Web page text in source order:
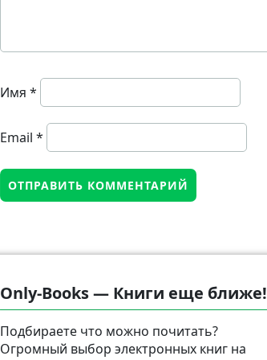
Имя *
Email *
Only-Books — Книги еще ближе!
Подбираете что можно почитать?
Огромный выбор электронных книг на